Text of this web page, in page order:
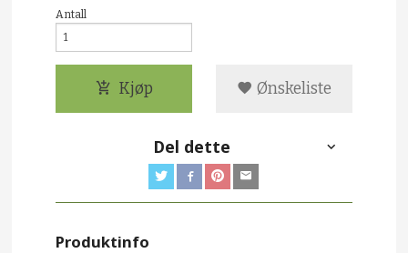
Antall
Kjøp Ønskeliste
Del dette
Produktinfo